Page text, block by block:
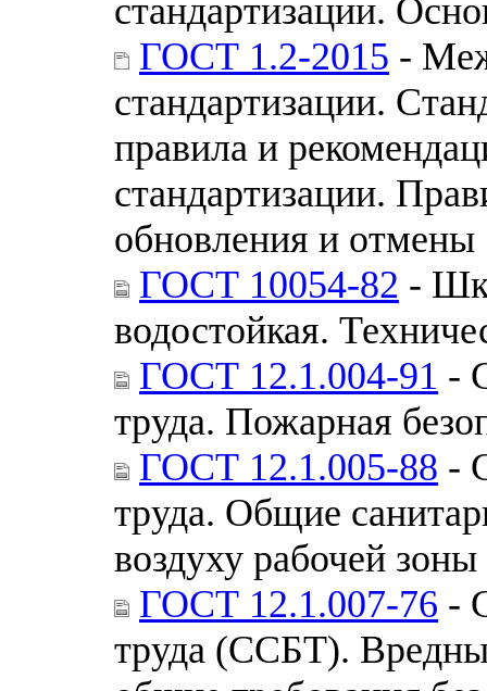
стандартизации.
ГОСТ 1.2-2015 -
стандартизации.
правила и
стандартизации.
обновления и отмены
ГОСТ 10054-82 -
водостойкая.
ГОСТ 12.1.004-91 -
труда. Пожарная
ГОСТ 12.1.005-88 -
труда. Общие
воздуху рабочей зоны
ГОСТ 12.1.007-76 -
труда (ССБТ).